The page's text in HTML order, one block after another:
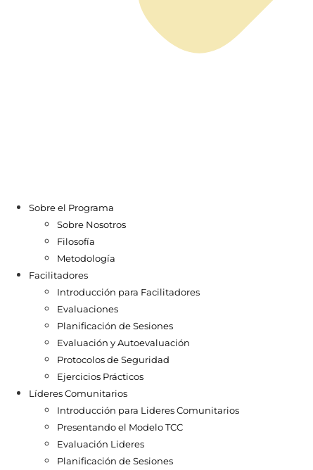
Sobre el Programa
Sobre Nosotros
Filosofía
Metodología
Facilitadores
Introducción para Facilitadores
Evaluaciones
Planificación de Sesiones
Evaluación y Autoevaluación
Protocolos de Seguridad
Ejercicios Prácticos
Líderes Comunitarios
Introducción para Lideres Comunitarios
Presentando el Modelo TCC
Evaluación Lideres
Planificación de Sesiones